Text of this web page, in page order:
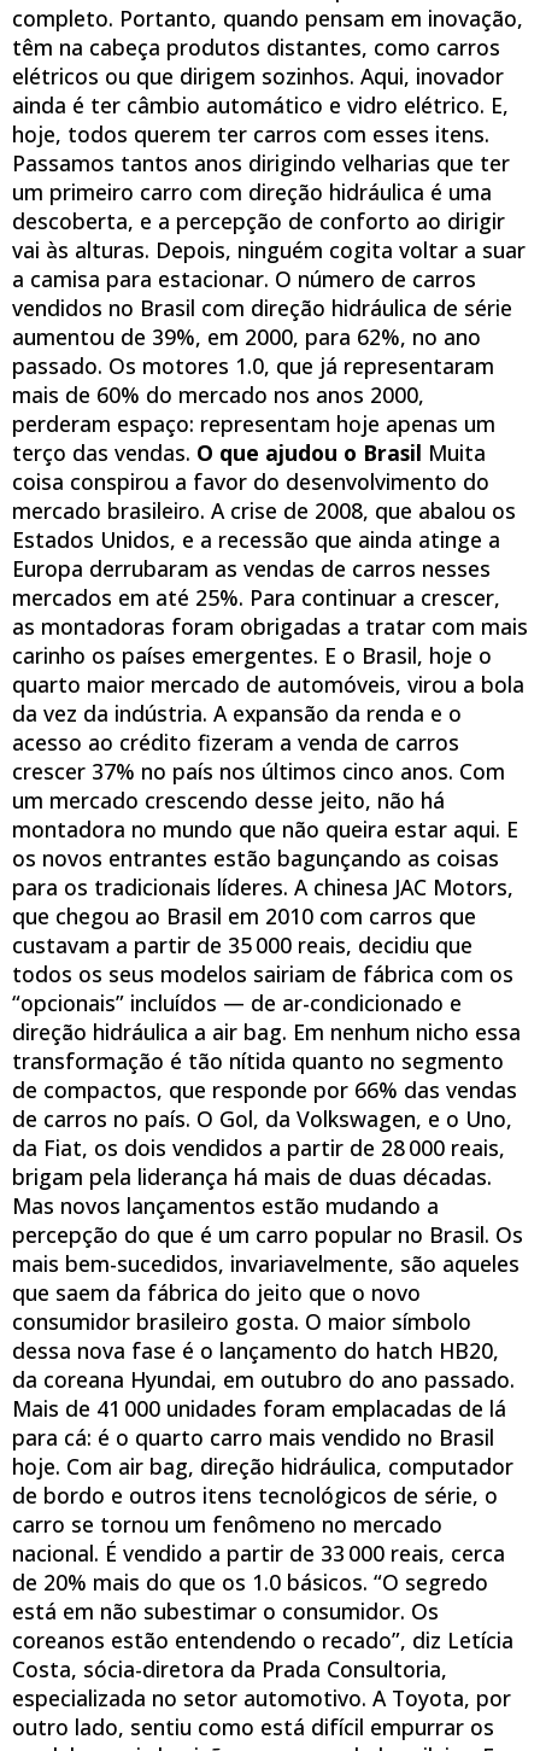
completo. Portanto, quando pensam em inovação,
têm na cabeça produtos distantes, como carros
elétricos ou que dirigem sozinhos. Aqui, inovador
ainda é ter câmbio automático e vidro elétrico. E,
hoje, todos querem ter carros com esses itens.
Passamos tantos anos dirigindo velharias que ter
um primeiro carro com direção hidráulica é uma
descoberta, e a percepção de conforto ao dirigir
vai às alturas. Depois, ninguém cogita voltar a suar
a camisa para estacionar. O número de carros
vendidos no Brasil com direção hidráulica de série
aumentou de 39%, em 2000, para 62%, no ano
passado. Os motores 1.0, que já representaram
mais de 60% do mercado nos anos 2000,
perderam espaço: representam hoje apenas um
terço das vendas. O que ajudou o Brasil Muita
coisa conspirou a favor do desenvolvimento do
mercado brasileiro. A crise de 2008, que abalou os
Estados Unidos, e a recessão que ainda atinge a
Europa derrubaram as vendas de carros nesses
mercados em até 25%. Para continuar a crescer,
as montadoras foram obrigadas a tratar com mais
carinho os países emergentes. E o Brasil, hoje o
quarto maior mercado de automóveis, virou a bola
da vez da indústria. A expansão da renda e o
acesso ao crédito fizeram a venda de carros
crescer 37% no país nos últimos cinco anos. Com
um mercado crescendo desse jeito, não há
montadora no mundo que não queira estar aqui. E
os novos entrantes estão bagunçando as coisas
para os tradicionais líderes. A chinesa JAC Motors,
que chegou ao Brasil em 2010 com carros que
custavam a partir de 35 000 reais, decidiu que
todos os seus modelos sairiam de fábrica com os
“opcionais” incluídos — de ar-condicionado e
direção hidráulica a air bag. Em nenhum nicho essa
transformação é tão nítida quanto no segmento
de compactos, que responde por 66% das vendas
de carros no país. O Gol, da Volkswagen, e o Uno,
da Fiat, os dois vendidos a partir de 28 000 reais,
brigam pela liderança há mais de duas décadas.
Mas novos lançamentos estão mudando a
percepção do que é um carro popular no Brasil. Os
mais bem-sucedidos, invariavelmente, são aqueles
que saem da fábrica do jeito que o novo
consumidor brasileiro gosta. O maior símbolo
dessa nova fase é o lançamento do hatch HB20,
da coreana Hyundai, em outubro do ano passado.
Mais de 41 000 unidades foram emplacadas de lá
para cá: é o quarto carro mais vendido no Brasil
hoje. Com air bag, direção hidráulica, computador
de bordo e outros itens tecnológicos de série, o
carro se tornou um fenômeno no mercado
nacional. É vendido a partir de 33 000 reais, cerca
de 20% mais do que os 1.0 básicos. “O segredo
está em não subestimar o consumidor. Os
coreanos estão entendendo o recado”, diz Letícia
Costa, sócia-diretora da Prada Consultoria,
especializada no setor automotivo. A Toyota, por
outro lado, sentiu como está difícil empurrar os